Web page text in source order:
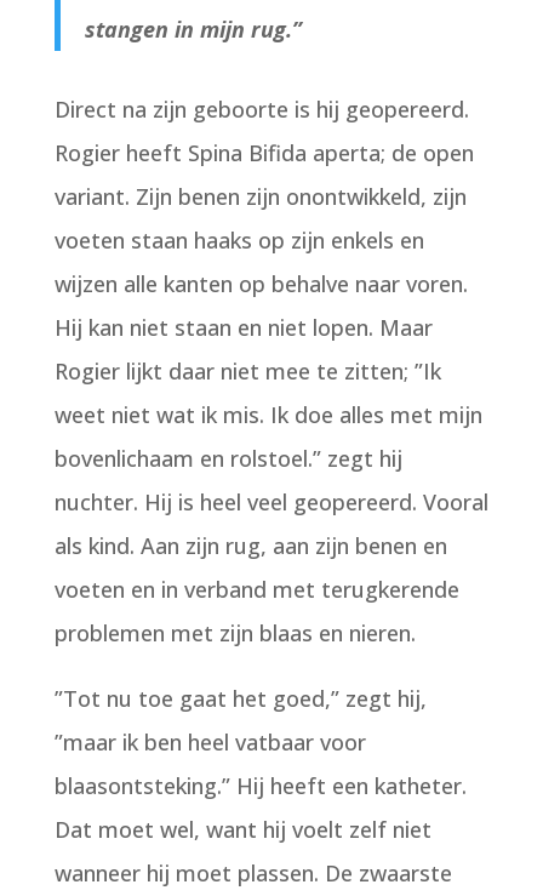
stangen in mijn rug.”
Direct na zijn geboorte is hij geopereerd.
Rogier heeft Spina Bifida aperta; de open
variant. Zijn benen zijn onontwikkeld, zijn
voeten staan haaks op zijn enkels en
wijzen alle kanten op behalve naar voren.
Hij kan niet staan en niet lopen. Maar
Rogier lijkt daar niet mee te zitten; ”Ik
weet niet wat ik mis. Ik doe alles met mijn
bovenlichaam en rolstoel.” zegt hij
nuchter. Hij is heel veel geopereerd. Vooral
als kind. Aan zijn rug, aan zijn benen en
voeten en in verband met terugkerende
problemen met zijn blaas en nieren.
”Tot nu toe gaat het goed,” zegt hij,
”maar ik ben heel vatbaar voor
blaasontsteking.” Hij heeft een katheter.
Dat moet wel, want hij voelt zelf niet
wanneer hij moet plassen. De zwaarste